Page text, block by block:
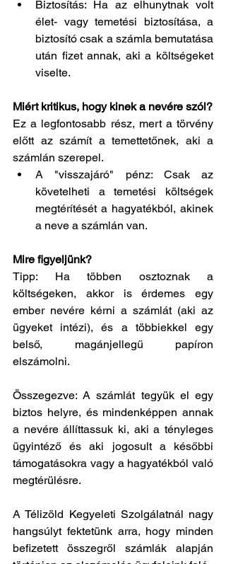
Biztosítás: Ha az elhunytnak volt
élet- vagy temetési biztosítása, a
biztosító csak a számla bemutatása
után fizet annak, aki a költségeket
viselte.
Miért kritikus, hogy kinek a nevére szól?
Ez a legfontosabb rész, mert a törvény
előtt az számít a temettetőnek, aki a
számlán szerepel.
A "visszajáró" pénz: Csak az
követelheti a temetési költségek
megtérítését a hagyatékból, akinek
a neve a számlán van.
Mire figyeljünk?
Tipp: Ha többen osztoznak a
költségeken, akkor is érdemes egy
ember nevére kérni a számlát (aki az
ügyeket intézi), és a többiekkel egy
belső, magánjellegű papíron
elszámolni.
Összegezve: A számlát tegyük el egy
biztos helyre, és mindenképpen annak
a nevére állíttassuk ki, aki a tényleges
ügyintéző és aki jogosult a későbbi
támogatásokra vagy a hagyatékból való
megtérülésre.
A Télizöld Kegyeleti Szolgálatnál nagy
hangsúlyt fektetünk arra, hogy minden
befizetett összegről számlák alapján